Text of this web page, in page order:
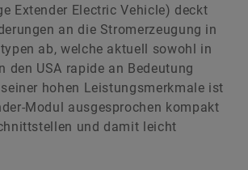
Extender Electric Vehicle) deckt
an die Stromerzeugung in
ab, welche aktuell sowohl in
den USA rapide an Bedeutung
hohen Leistungsmerkmale ist
Modul ausgesprochen kompakt
und damit leicht